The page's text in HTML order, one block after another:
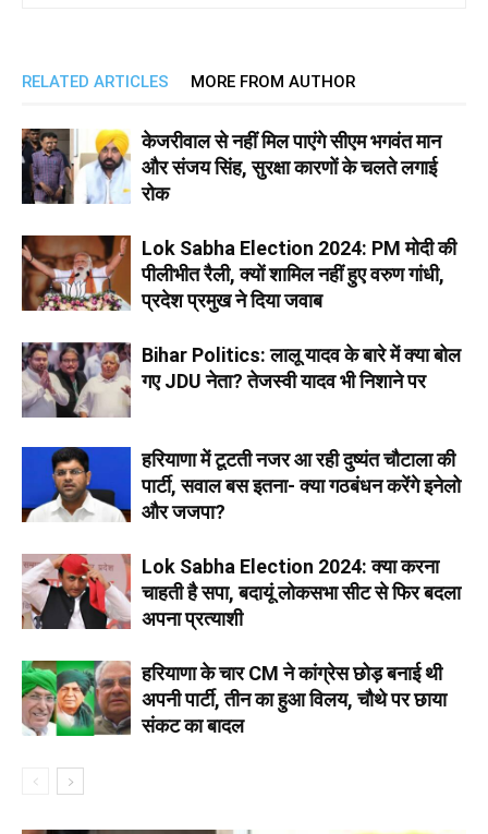
RELATED ARTICLES MORE FROM AUTHOR
केजरीवाल से नहीं मिल पाएंगे सीएम भगवंत मान
और संजय सिंह, सुरक्षा कारणों के चलते लगाई
रोक
Lok Sabha Election 2024: PM मोदी की
पीलीभीत रैली, क्यों शामिल नहीं हुए वरुण गांधी,
प्रदेश प्रमुख ने दिया जवाब
Bihar Politics: लालू यादव के बारे में क्या बोल
गए JDU नेता? तेजस्वी यादव भी निशाने पर
हरियाणा में टूटती नजर आ रही दुष्यंत चौटाला की
पार्टी, सवाल बस इतना- क्या गठबंधन करेंगे इनेलो
और जजपा?
Lok Sabha Election 2024: क्या करना
चाहती है सपा, बदायूं लोकसभा सीट से फिर बदला
अपना प्रत्याशी
हरियाणा के चार CM ने कांग्रेस छोड़ बनाई थी
अपनी पार्टी, तीन का हुआ विलय, चौथे पर छाया
संकट का बादल